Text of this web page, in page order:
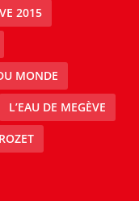
2015
MONDE
L’EAU DE MEGÈVE